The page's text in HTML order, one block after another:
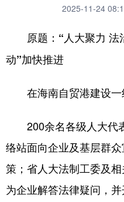
2025-11-24
原题：“人大聚力
动”加快推进
在海南自贸港建设
200余名各级人大代
络站面向企业及基层群
策；省人大法制工委及
为企业解答法律疑问，